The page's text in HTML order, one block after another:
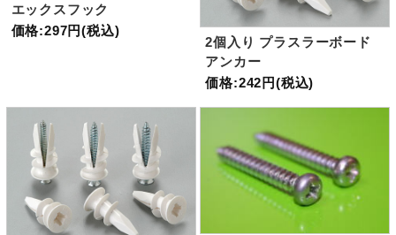
エックスフック
価格:297円(税込)
2個入り プラスラーボード
アンカー
価格:242円(税込)